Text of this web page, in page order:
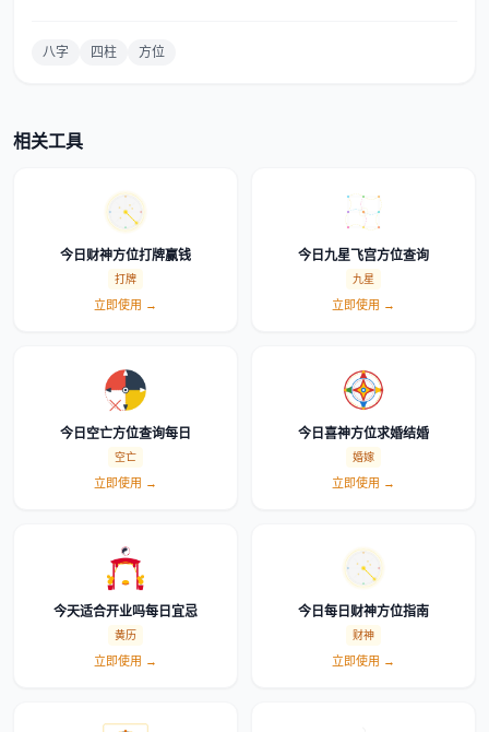
八字 四柱 方位
相关工具
今日财神方位打牌赢钱
打牌
立即使用 →
今日九星飞宫方位查询
九星
立即使用 →
今日空亡方位查询每日
空亡
立即使用 →
今日喜神方位求婚结婚
婚嫁
立即使用 →
今天适合开业吗每日宜忌
黄历
立即使用 →
今日每日财神方位指南
财神
立即使用 →